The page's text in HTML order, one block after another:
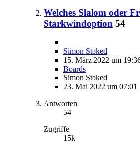
Welches Slalom oder
Starkwindoption 54
Simon Stoked
15. März 2022 um
Boards
Simon Stoked
23. Mai 2022 um 07:01
Antworten
54
Zugriffe
15k